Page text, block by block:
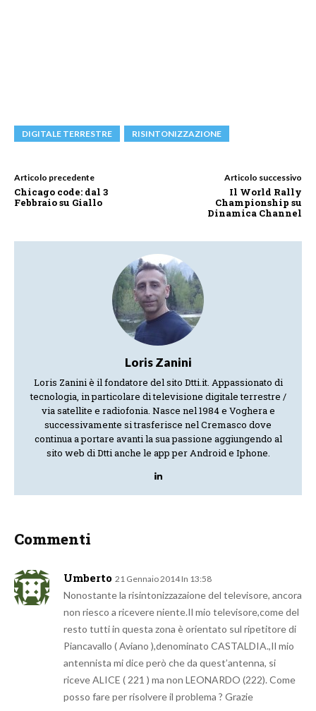
DIGITALE TERRESTRE RISINTONIZZAZIONE
Articolo precedente
Chicago code: dal 3
Febbraio su Giallo
Articolo successivo
Il World Rally
Championship su
Dinamica Channel
Loris Zanini
Loris Zanini è il fondatore del sito Dtti.it. Appassionato di
tecnologia, in particolare di televisione digitale terrestre /
via satellite e radiofonia. Nasce nel 1984 e Voghera e
successivamente si trasferisce nel Cremasco dove
continua a portare avanti la sua passione aggiungendo al
sito web di Dtti anche le app per Android e Iphone.
Commenti
Umberto 21 Gennaio 2014 In 13:58
Nonostante la risintonizzazaione del televisore, ancora
non riesco a ricevere niente.Il mio televisore,come del
resto tutti in questa zona è orientato sul ripetitore di
Piancavallo ( Aviano ),denominato CASTALDIA.,Il mio
antennista mi dice però che da quest’antenna, si
riceve ALICE ( 221 ) ma non LEONARDO (222). Come
posso fare per risolvere il problema ? Grazie